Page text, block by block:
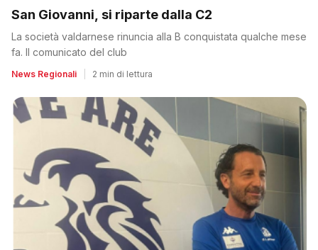
San Giovanni, si riparte dalla C2
La società valdarnese rinuncia alla B conquistata qualche mese
fa. Il comunicato del club
News Regionali 2 min di lettura